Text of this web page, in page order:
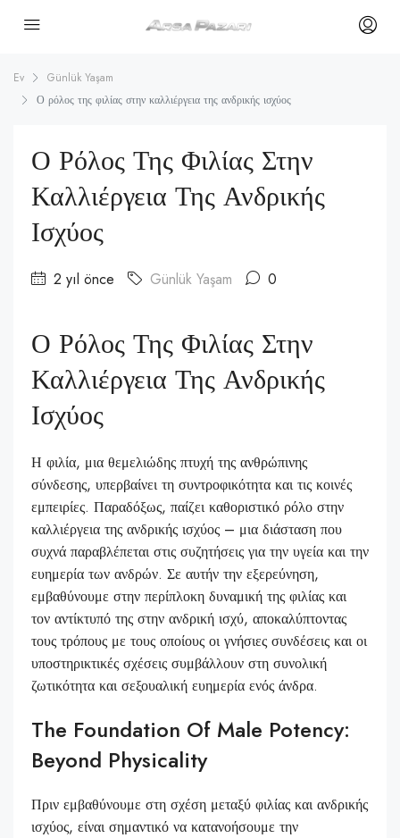
Ev
Günlük Yaşam
Ο ρόλος της φιλίας στην καλλιέργεια της ανδρικής ισχύος
Ο Ρόλος Της Φιλίας Στην
Καλλιέργεια Της Ανδρικής
Ισχύος
2 yıl önce Günlük Yaşam 0
Ο Ρόλος Της Φιλίας Στην
Καλλιέργεια Της Ανδρικής
Ισχύος
Η φιλία, μια θεμελιώδης πτυχή της ανθρώπινης
σύνδεσης, υπερβαίνει τη συντροφικότητα και τις κοινές
εμπειρίες. Παραδόξως, παίζει καθοριστικό ρόλο στην
καλλιέργεια της ανδρικής ισχύος – μια διάσταση που
συχνά παραβλέπεται στις συζητήσεις για την υγεία και την
ευημερία των ανδρών. Σε αυτήν την εξερεύνηση,
εμβαθύνουμε στην περίπλοκη δυναμική της φιλίας και
τον αντίκτυπό της στην ανδρική ισχύ, αποκαλύπτοντας
τους τρόπους με τους οποίους οι γνήσιες συνδέσεις και οι
υποστηρικτικές σχέσεις συμβάλλουν στη συνολική
ζωτικότητα και σεξουαλική ευημερία ενός άνδρα.
The Foundation Of Male Potency:
Beyond Physicality
Πριν εμβαθύνουμε στη σχέση μεταξύ φιλίας και ανδρικής
ισχύος, είναι σημαντικό να κατανοήσουμε την